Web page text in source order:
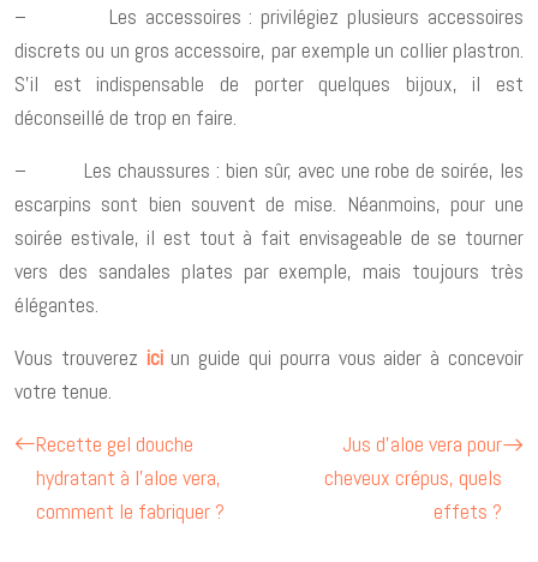
– Les accessoires : privilégiez plusieurs accessoires
discrets ou un gros accessoire, par exemple un collier plastron.
S’il est indispensable de porter quelques bijoux, il est
déconseillé de trop en faire.
– Les chaussures : bien sûr, avec une robe de soirée, les
escarpins sont bien souvent de mise. Néanmoins, pour une
soirée estivale, il est tout à fait envisageable de se tourner
vers des sandales plates par exemple, mais toujours très
élégantes.
Vous trouverez iciun guide qui pourra vous aider à concevoir
votre tenue.
Recette gel douche
hydratant à l’aloe vera,
comment le fabriquer ?
Jus d’aloe vera pour
cheveux crépus, quels
effets ?